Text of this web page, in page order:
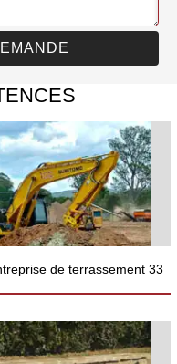
de terrassement 33